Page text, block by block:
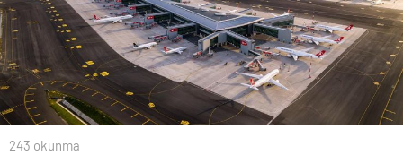
243 okunma